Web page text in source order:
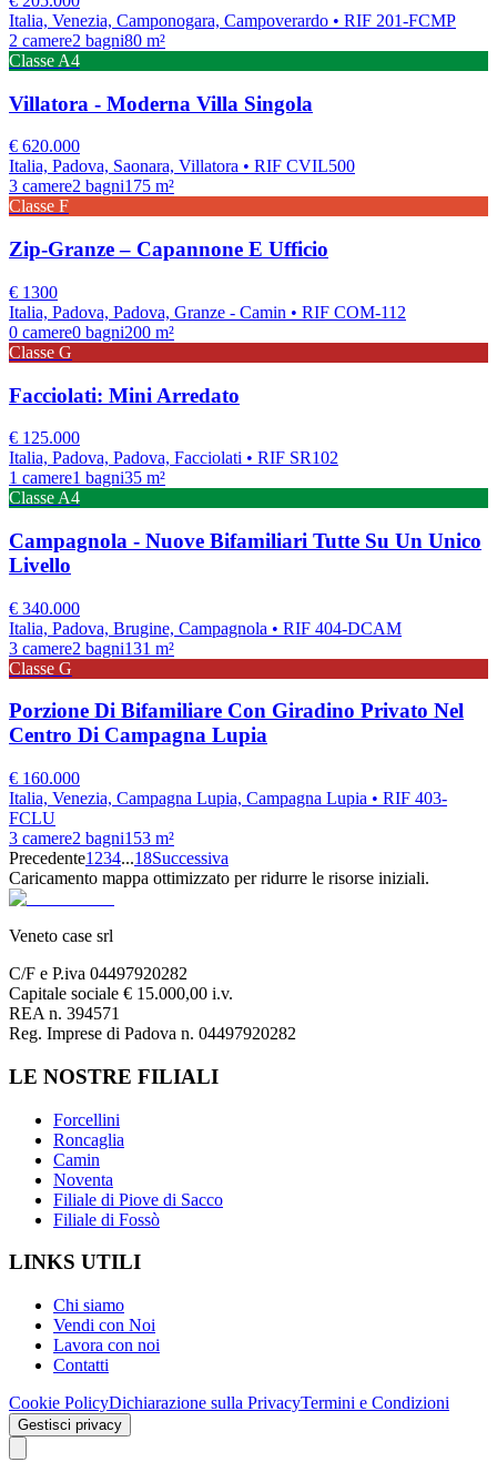
Italia, Venezia, Camponogara, Campoverardo • RIF 201-FCMP
2 camere2 bagni80 m²
Classe A4
Villatora - Moderna Villa Singola
€ 620.000
Italia, Padova, Saonara, Villatora • RIF CVIL500
3 camere2 bagni175 m²
Classe F
Zip-Granze – Capannone E Ufficio
€ 1300
Italia, Padova, Padova, Granze - Camin • RIF COM-112
0 camere0 bagni200 m²
Classe G
Facciolati: Mini Arredato
€ 125.000
Italia, Padova, Padova, Facciolati • RIF SR102
1 camere1 bagni35 m²
Classe A4
Campagnola - Nuove Bifamiliari Tutte Su Un Unico
Livello
€ 340.000
Italia, Padova, Brugine, Campagnola • RIF 404-DCAM
3 camere2 bagni131 m²
Classe G
Porzione Di Bifamiliare Con Giradino Privato Nel
Centro Di Campagna Lupia
€ 160.000
Italia, Venezia, Campagna Lupia, Campagna Lupia • RIF 403-
FCLU
3 camere2 bagni153 m²
Precedente1 234...18Successiva
Caricamento mappa ottimizzato per ridurre le risorse iniziali.
Veneto case srl
C/F e P.iva 04497920282
Capitale sociale € 15.000,00 i.v.
REA n. 394571
Reg. Imprese di Padova n. 04497920282
LE NOSTRE FILIALI
Forcellini
Roncaglia
Camin
Noventa
Filiale di Piove di Sacco
Filiale di Fossò
LINKS UTILI
Chi siamo
Vendi con Noi
Lavora con noi
Contatti
Cookie PolicyDichiarazione sulla PrivacyTermini e Condizioni
Gestisci privacy